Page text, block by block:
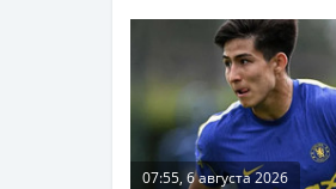
07:55, 6 августа 2026